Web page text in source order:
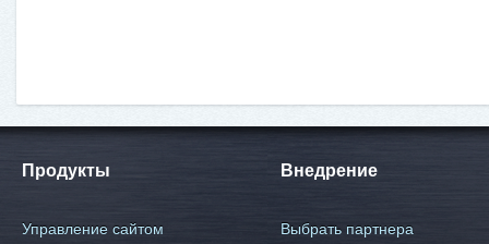
Продукты
Управление сайтом
Внедрение
Выбрать партнера